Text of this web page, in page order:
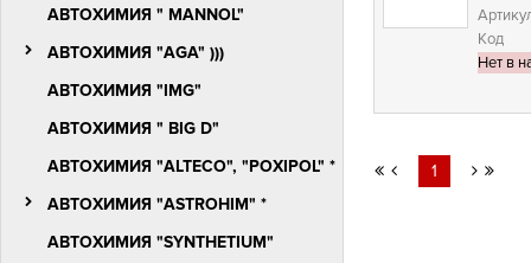
АВТОХИМИЯ " MANNOL"
АВТОХИМИЯ "AGA" )))
АВТОХИМИЯ "IMG"
АВТОХИМИЯ " BIG D"
АВТОХИМИЯ "ALTECO", "POXIPOL" *
АВТОХИМИЯ "ASTROHIM" *
АВТОХИМИЯ "SYNTHETIUM"
Код
Нет в
1